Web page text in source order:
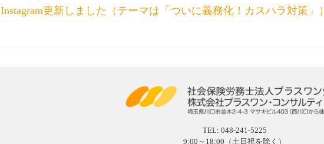
Instagram更新しました（テーマは「ついに義務化！カスハラ対策」）
TEL: 048-241-5225
9:00～18:00（土日祝を除く）